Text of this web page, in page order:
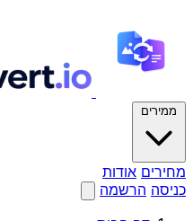
ממירים
מחירים אודות
כניסה הרשמה